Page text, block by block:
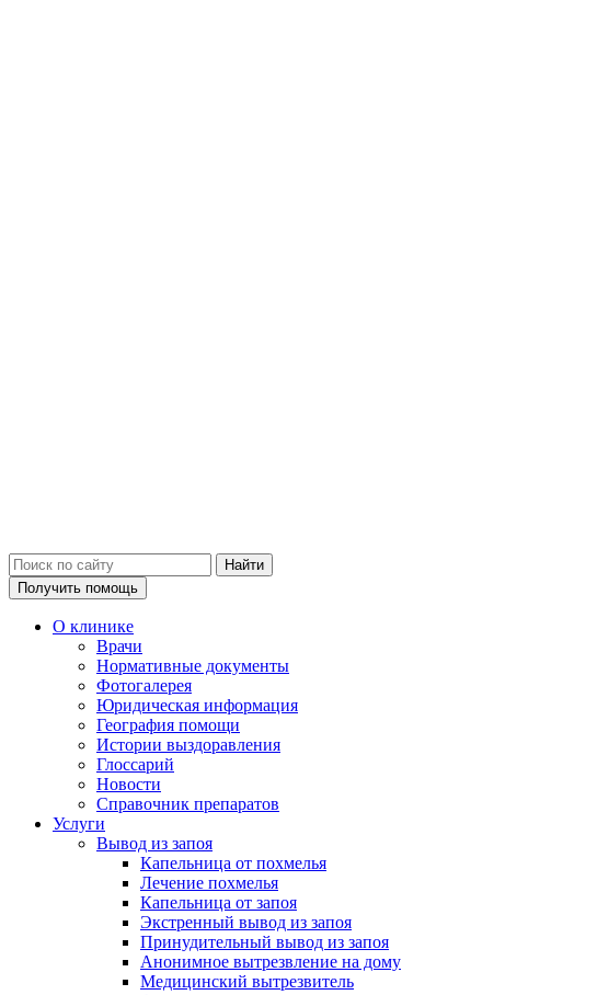
Получить помощь
О клинике
Врачи
Нормативные документы
Фотогалерея
Юридическая информация
География помощи
Истории выздоравления
Глоссарий
Новости
Справочник препаратов
Услуги
Вывод из запоя
Капельница от похмелья
Лечение похмелья
Капельница от запоя
Экстренный вывод из запоя
Принудительный вывод из запоя
Анонимное вытрезвление на дому
Медицинский вытрезвитель